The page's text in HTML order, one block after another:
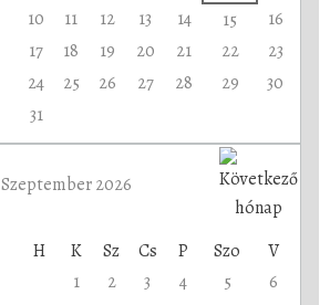
10
11 12 13 14 15
16
17
18 19 20 21 22
23
24
25 26 27 28 29
30
31
Szeptember 2026
H K Sz Cs P Szo
V
1
2 3 4 5
6